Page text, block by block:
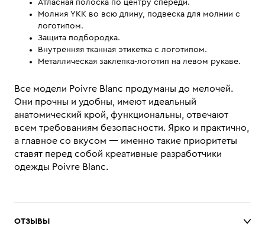
Атласная полоска по центру спереди.
Молния YKK во всю длину, подвеска для молнии с
логотипом.
Защита подбородка.
Внутренняя тканная этикетка с логотипом.
Металлическая заклепка-логотип на левом рукаве.
Все модели Poivre Blanc продуманы до мелочей.
Они прочны и удобны, имеют идеальный
анатомический крой, функциональны, отвечают
всем требованиям безопасности. Ярко и практично,
а главное со вкусом — именно такие приоритеты
ставят перед собой креативные разработчики
одежды Poivre Blanc.
ОТЗЫВЫ